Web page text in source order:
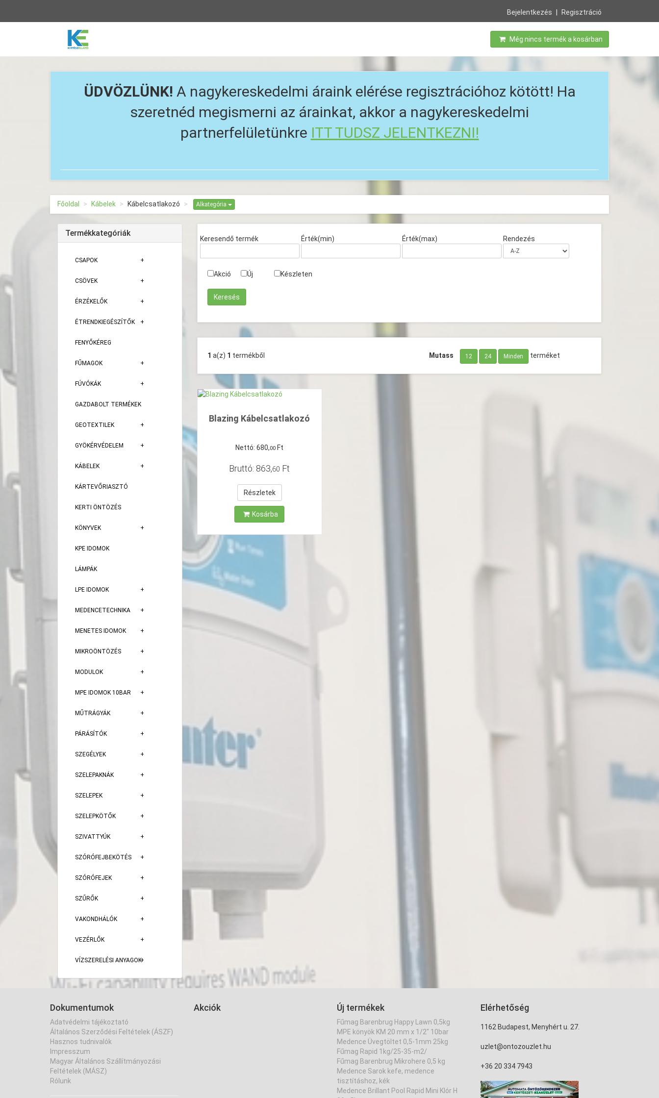
Bejelentkezés Regisztráció
Vissza
Még nincs termék a kosárban
ÜDVÖZLÜNK! A nagykereskedelmi áraink elérése regisztrációhoz kötött! Ha
szeretnéd megismerni az árainkat, akkor a nagykereskedelmi
partnerfelületünkre ITT TUDSZ JELENTKEZNI!
Főoldal Kábelek Kábelcsatlakozó Alkategória
Termékkategóriák
CSAPOK
CSÖVEK
ÉRZÉKELŐK
ÉTRENDKIEGÉSZÍTŐK
FENYŐKÉREG
FŰMAGOK
FÚVÓKÁK
GAZDABOLT TERMÉKEK
GEOTEXTILEK
GYÖKÉRVÉDELEM
KÁBELEK
KÁRTEVŐRIASZTÓ
KERTI ÖNTÖZÉS
KÖNYVEK
KPE IDOMOK
LÁMPÁK
LPE IDOMOK
MEDENCETECHNIKA
MENETES IDOMOK
MIKROÖNTÖZÉS
MODULOK
MPE IDOMOK 10BAR
MŰTRÁGYÁK
PÁRÁSÍTÓK
SZEGÉLYEK
SZELEPAKNÁK
SZELEPEK
SZELEPKÖTŐK
SZIVATTYÚK
SZÓRÓFEJBEKÖTÉS
SZÓRÓFEJEK
SZŰRŐK
VAKONDHÁLÓK
VEZÉRLŐK
VÍZSZERELÉSI ANYAGOK
Keresendő termék Érték(min) Érték(max) Rendezés
Akció Új Készleten
1 a(z) 1 termékből Mutass 12 24 Minden terméket
Blazing Kábelcsatlakozó
Nettó:680,00 Ft
Bruttó: 863,60 Ft
Részletek
Kosárba
Dokumentumok
Adatvédelmi tájékoztató
Általános Szerződési Feltételek (ÁSZF)
Hasznos tudnivalók
Impresszum
Magyar Általános Szállítmányozási
Feltételek (MÁSZ)
Rólunk
Akciók Új termékek
Fűmag Barenbrug Happy Lawn 0,5kg
MPE könyök KM 20 mm x 1/2" 10bar
Medence Üvegtöltet 0,5-1mm 25kg
Fűmag Rapid 1kg/25-35-m2/
Fűmag Barenbrug Mikrohere 0,5 kg
Medence Sarok kefe, medence
tisztításhoz, kék
Medence Brillant Pool Rapid Mini Klór H
Elérhetőség
1162 Budapest, Menyhért u. 27.
uzlet@ontozouzlet.hu
+36 20 334 7943